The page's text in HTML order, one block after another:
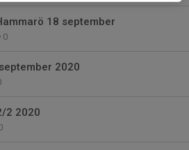
18 september
0
2020
2 2020